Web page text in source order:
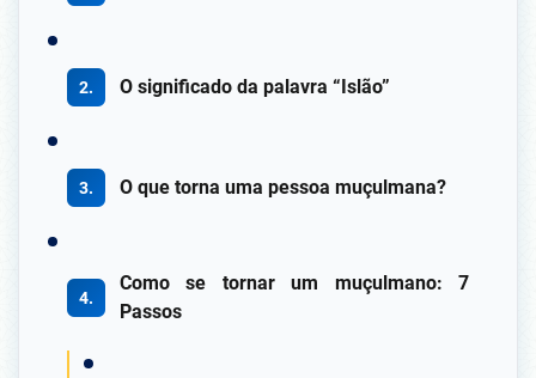
O significado da palavra “Islão”
O que torna uma pessoa muçulmana?
Como se tornar um muçulmano: 7
Passos